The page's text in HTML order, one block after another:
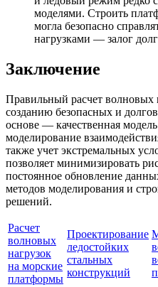
моделями. Строить
могла безопасно
нагрузками — залог
Заключение
Правильный расчет
созданию безопасных и
основе — качественная
моделирование
также учет экстремальных
позволяет минимизировать
постоянное обновление
методов моделирования и
решений.
Расчет
волновых
нагрузок
на морские
платформы
Проектирование
ледостойких
стальных
конструкций